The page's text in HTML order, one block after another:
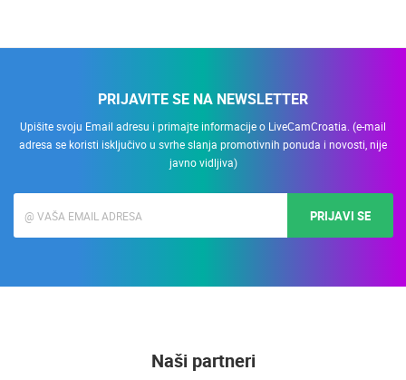
PRIJAVITE SE NA NEWSLETTER
Upišite svoju Email adresu i primajte informacije o LiveCamCroatia. (e-mail
adresa se koristi isključivo u svrhe slanja promotivnih ponuda i novosti, nije
javno vidljiva)
PRIJAVI SE
Naši partneri